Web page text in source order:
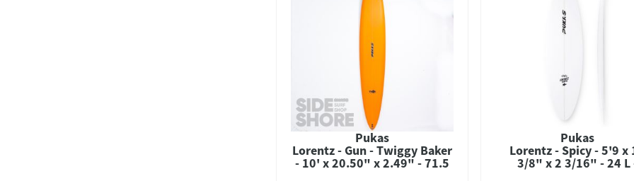
Pukas
Lorentz - Gun - Twiggy Baker
- 10' x 20.50" x 2.49" - 71.5
Pukas
Lorentz - Spicy - 5'9 x
3/8" x 2 3/16" - 24 L